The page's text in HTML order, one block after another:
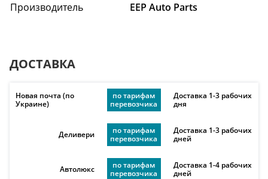
Производитель
EEP Auto Parts
ДОСТАВКА
Новая почта (по
Украине)
по тарифам
перевозчика
Доставка 1-3 рабочих
дня
Деливери
по тарифам
перевозчика
Доставка 1-3 рабочих
дней
Автолюкс
по тарифам
перевозчика
Доставка 1-4 рабочих
дней